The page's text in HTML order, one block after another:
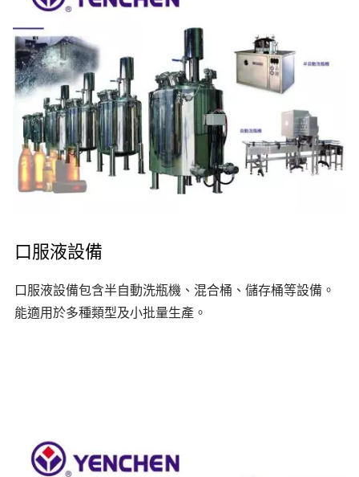
口服液設備
口服液設備包含半自動洗瓶機、混合桶、儲存桶等設備。
能適用於多種類型及小批量生產。